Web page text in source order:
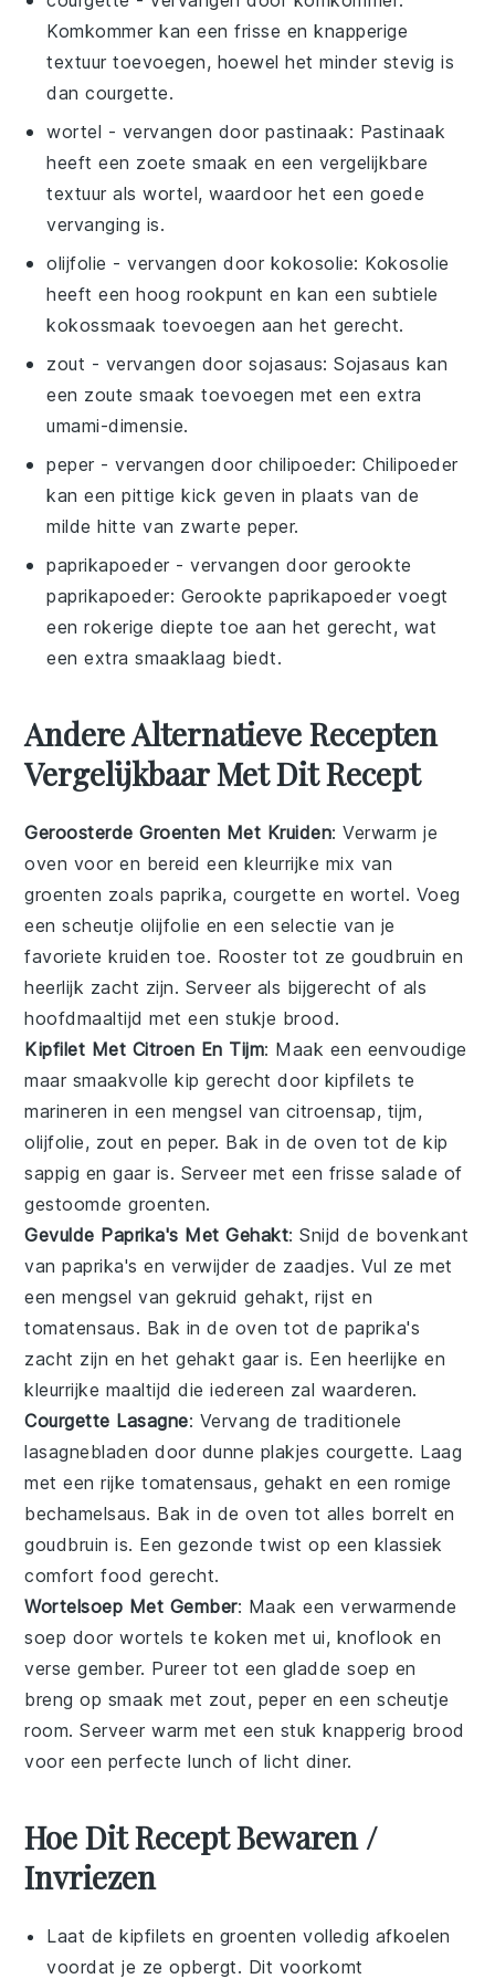
Komkommer kan een frisse en knapperige
textuur toevoegen, hoewel het minder stevig is
dan courgette.
wortel - vervangen doorpastinaak: Pastinaak
heeft een zoete smaak en een vergelijkbare
textuur als wortel, waardoor het een goede
vervanging is.
olijfolie - vervangen door kokosolie: Kokosolie
heeft een hoog rookpunt en kan een subtiele
kokossmaak toevoegen aan het gerecht.
zout - vervangen doorsojasaus: Sojasaus kan
een zoute smaak toevoegen met een extra
umami-dimensie.
peper - vervangen door chilipoeder: Chilipoeder
kan een pittige kick geven in plaats van de
milde hitte van zwarte peper.
paprikapoeder - vervangen door gerookte
paprikapoeder: Gerookte paprikapoeder voegt
een rokerige diepte toe aan het gerecht, wat
een extra smaaklaag biedt.
Andere Alternatieve Recepten
Vergelijkbaar Met Dit Recept
Geroosterde Groenten Met Kruiden: Verwarm je
oven voor en bereid een kleurrijke mix van
groenten zoals paprika, courgette en wortel. Voeg
een scheutje olijfolie en een selectie van je
favoriete kruiden toe. Rooster tot ze goudbruin en
heerlijk zacht zijn. Serveer als bijgerecht of als
hoofdmaaltijd met een stukje brood.
Kipfilet Met Citroen En Tijm: Maak een eenvoudige
maar smaakvollekip gerecht door kipfilets te
marineren in een mengsel van citroensap, tijm,
olijfolie, zout en peper. Bak in de oven tot de kip
sappig en gaar is. Serveer met een frisse salade of
gestoomdegroenten.
Gevulde Paprika's Met Gehakt: Snijd de bovenkant
vanpaprika's en verwijder de zaadjes. Vul ze met
een mengsel van gekruid gehakt, rijst en
tomatensaus. Bak in de oven tot de paprika's
zacht zijn en het gehakt gaar is. Een heerlijke en
kleurrijke maaltijd die iedereen zal waarderen.
Courgette Lasagne: Vervang de traditionele
lasagnebladen door dunne plakjes courgette. Laag
met een rijke tomatensaus, gehakt en een romige
bechamelsaus. Bak in de oven tot alles borrelt en
goudbruin is. Een gezonde twist op een klassiek
comfort food gerecht.
Wortelsoep Met Gember: Maak een verwarmende
soep door wortels te koken met ui, knoflook en
verse gember. Pureer tot een gladde soep en
breng op smaak met zout, peper en een scheutje
room. Serveer warm met een stuk knapperig brood
voor een perfecte lunch of licht diner.
Hoe Dit Recept Bewaren /
Invriezen
Laat dekipfilets en groenten volledig afkoelen
voordat je ze opbergt. Dit voorkomt